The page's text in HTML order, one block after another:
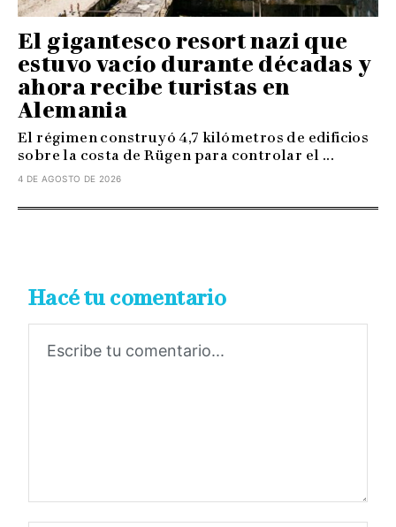
El gigantesco resort nazi que
estuvo vacío durante décadas y
ahora recibe turistas en
Alemania
El régimen construyó 4,7 kilómetros de edificios
sobre la costa de Rügen para controlar el ...
4 DE AGOSTO DE 2026
Hacé tu comentario